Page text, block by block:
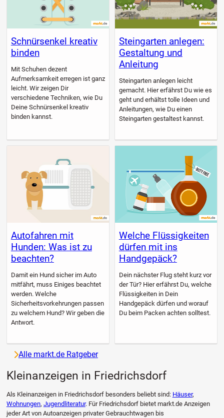
Schnürsenkel kreativ
binden
Mit Schuhen dezent
Aufmerksamkeit erregen ist ganz
leicht. Wir zeigen Dir
verschiedene Techniken, wie Du
Deine Schnürsenkel kreativ
binden kannst.
Steingarten anlegen:
Gestaltung und
Anleitung
Steingarten anlegen leicht
gemacht. Hier erfährst Du wie es
geht und erhältst tolle Ideen und
Anleitungen, wie Du einen
Steingarten gestaltest kannst.
Autofahren mit
Hunden: Was ist zu
beachten?
Damit ein Hund sicher im Auto
mitfährt, muss Einiges beachtet
werden. Welche
Sicherheitsvorkehrungen passen
zu welchem Hund? Wir geben die
Antwort.
Welche Flüssigkeiten
dürfen mit ins
Handgepäck?
Dein nächster Flug steht kurz vor
der Tür? Hier erfährst Du, welche
Flüssigkeiten in Dein
Handgepäck dürfen und worauf
Du beim Packen achten solltest.
Alle markt.de Ratgeber
Kleinanzeigen in Friedrichsdorf
Als Kleinanzeigen in Friedrichsdorf besonders beliebt sind: Häuser,
Wohnungen, Jugendliteratur. Für Friedrichsdorf bietet markt.de Anzeigen
jeder Art von Autoanzeigen privater Gebrauchtwagen bis